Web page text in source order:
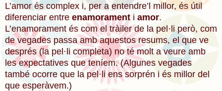
L’amor és complex i, per a entendre’l millor, és útil
diferenciar entre enamorament i amor.
L’enamorament és com el tràiler de la pel·li però, com
de vegades passa amb aquestos resums, el que ve
després (la pel·li completa) no té molt a veure amb
les expectatives que teníem. (Algunes vegades
també ocorre que la pel·li ens sorprén i és millor del
que esperàvem.)